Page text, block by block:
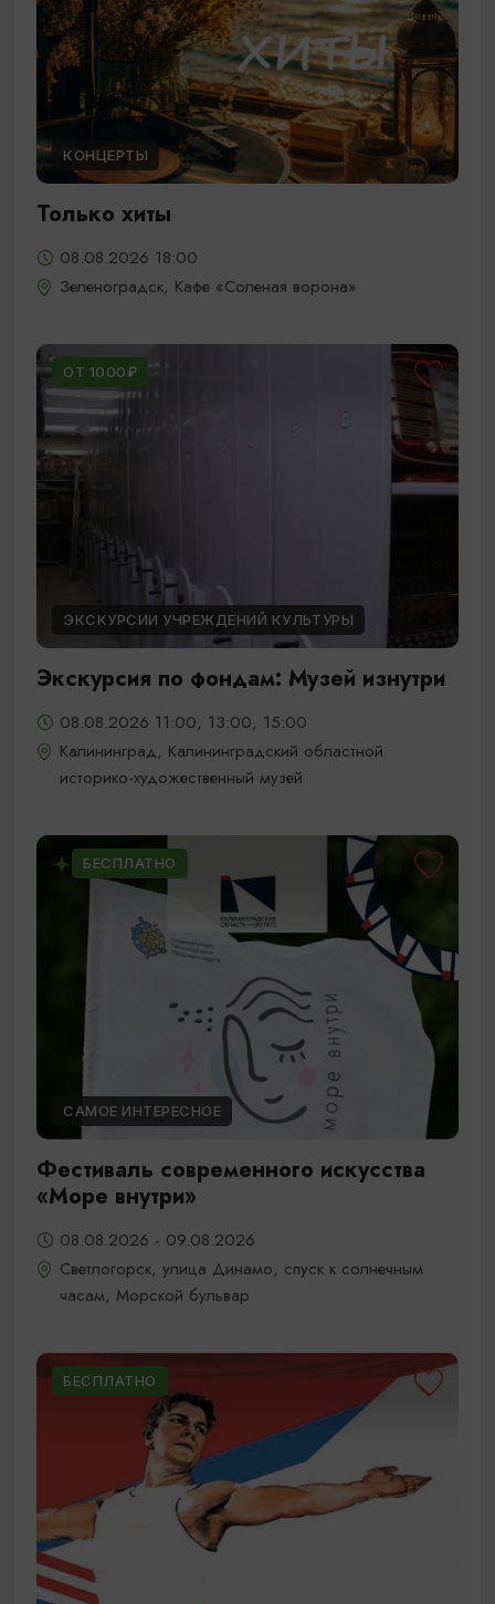
КОНЦЕРТЫ
Только хиты
08.08.2026 18:00
Зеленоградск, Кафе «Соленая ворона»
ОТ 1000₽
ЭКСКУРСИИ УЧРЕЖДЕНИЙ КУЛЬТУРЫ
Экскурсия по фондам: Музей изнутри
08.08.2026 11:00, 13:00, 15:00
Калининград, Калининградский областной
историко-художественный музей
БЕСПЛАТНО
САМОЕ ИНТЕРЕСНОЕ
Фестиваль современного искусства
«Море внутри»
08.08.2026 - 09.08.2026
Светлогорск, улица Динамо, спуск к солнечным
часам, Морской бульвар
БЕСПЛАТНО